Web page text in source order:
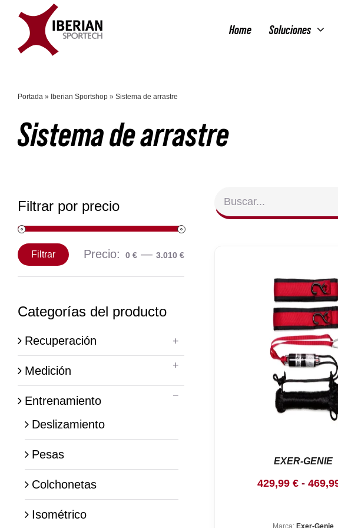
contenido
Home Soluciones
Portada» Iberian Sportshop» Sistema de arrastre
Sistema de arrastre
Filtrar por precio
Precio
mínimo
Precio
máximo
Filtrar Precio: 0 €— 3.010 €
Categorías del producto
Recuperación
Medición
Entrenamiento
Deslizamiento
Pesas
Colchonetas
Isométrico
EXER-GENIE
429,99€ -
Marca: Exer-Genie